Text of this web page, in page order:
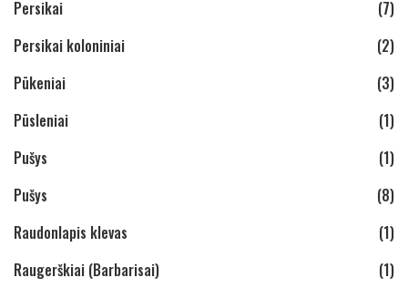
Persikai
(7)
Persikai koloniniai
(2)
Pūkeniai
(3)
Pūsleniai
(1)
Pušys
(1)
Pušys
(8)
Raudonlapis klevas
(1)
Raugerškiai (Barbarisai)
(1)